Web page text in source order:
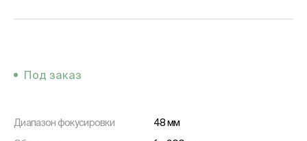
Под заказ
Диапазон фокусировки
48 мм